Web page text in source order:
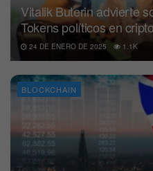
Vitalik Buterin advierte
Tokens políticos en
24 DE ENERO DE 2025 1.1K
BLOCKCHAIN